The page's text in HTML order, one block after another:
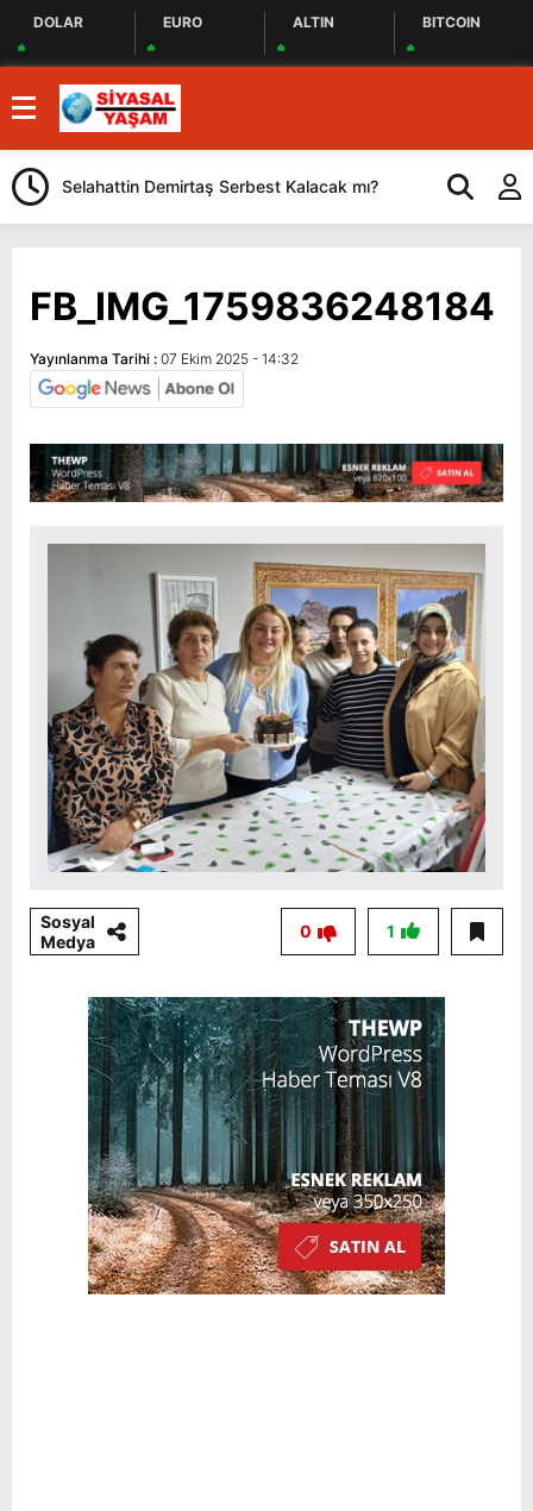
DOLAR EURO ALTIN BITCOIN
Selahattin Demirtaş Serbest Kalacak mı?
YENİ Parti
Önemli
FB_IMG_1759836248184
Yayınlanma Tarihi : 07 Ekim 2025 - 14:32
Sosyal
Medya
1
0